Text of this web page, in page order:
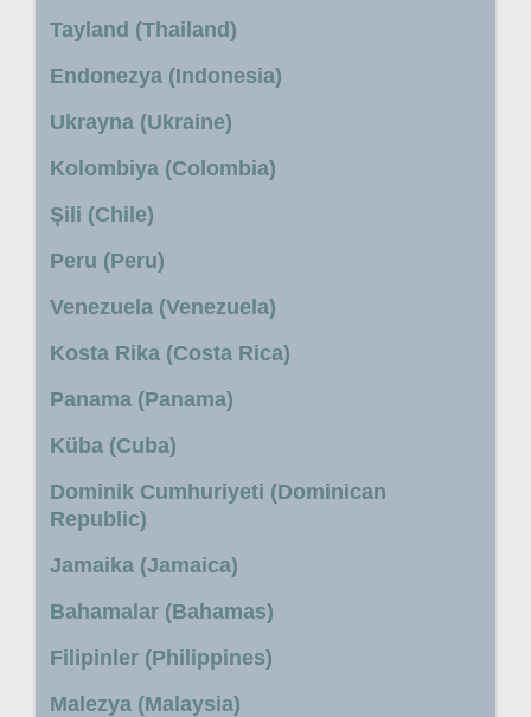
Tayland (Thailand)
Endonezya (Indonesia)
Ukrayna (Ukraine)
Kolombiya (Colombia)
Şili (Chile)
Peru (Peru)
Venezuela (Venezuela)
Kosta Rika (Costa Rica)
Panama (Panama)
Küba (Cuba)
Dominik Cumhuriyeti (Dominican
Republic)
Jamaika (Jamaica)
Bahamalar (Bahamas)
Filipinler (Philippines)
Malezya (Malaysia)